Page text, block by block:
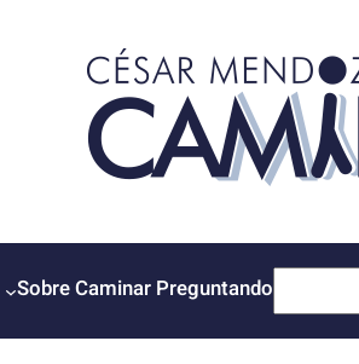
Sobre Caminar Preguntando
u
s